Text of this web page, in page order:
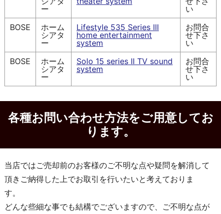
ー
い
BOSE
ホーム
シアタ
ー
Lifestyle 535 Series III
home entertainment
system
お問合
せ下さ
い
BOSE
ホーム
シアタ
ー
Solo 15 series II TV sound
system
お問合
せ下さ
い
各種お問い合わせ方法をご用意してお
ります。
当店ではご売却前のお客様のご不明な点や疑問を解消して
頂きご納得した上でお取引を行いたいと考えておりま
す。
どんな些細な事でも結構でございますので、ご不明な点が